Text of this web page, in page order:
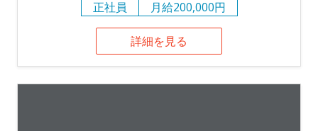
正社員
月給200,000円
詳細を見る